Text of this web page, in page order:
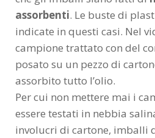
assorbenti. Le buste di
indicate in questi casi. Nel
campione trattato con del
posato su un pezzo di
assorbito tutto l’olio.
Per cui non mettere mai i
essere testati in nebbia
involucri di cartone, imballi